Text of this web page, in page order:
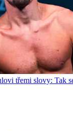
třemi slovy: Tak